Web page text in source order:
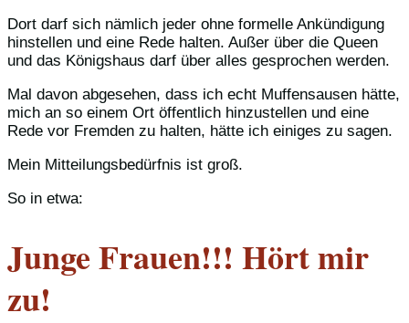
Dort darf sich nämlich jeder ohne formelle Ankündigung
hinstellen und eine Rede halten. Außer über die Queen
und das Königshaus darf über alles gesprochen werden.
Mal davon abgesehen, dass ich echt Muffensausen hätte,
mich an so einem Ort öffentlich hinzustellen und eine
Rede vor Fremden zu halten, hätte ich einiges zu sagen.
Mein Mitteilungsbedürfnis ist groß.
So in etwa:
Junge Frauen!!! Hört mir
zu!